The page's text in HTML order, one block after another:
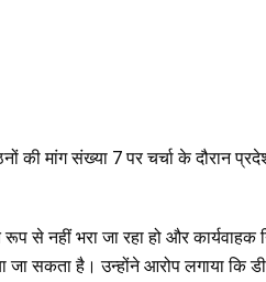
की मांग संख्या 7 पर चर्चा के दौरान
से नहीं भरा जा रहा हो और कार्यवाहक
जा सकता है। उन्होंने आरोप लगाया कि